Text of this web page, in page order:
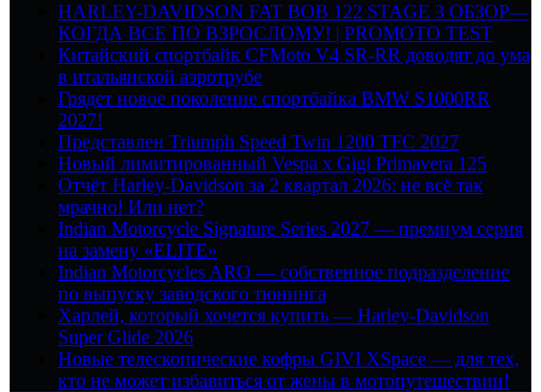
HARLEY-DAVIDSON FAT BOB 122 STAGE 3 ОБЗОР—
КОГДА ВСЕ ПО ВЗРОСЛОМУ! | PROMOTO TEST
Китайский спортбайк CFMoto V4 SR-RR доводят до ума
в итальянской аэротрубе
Грядет новое поколение спортбайка BMW S1000RR
2027!
Представлен Triumph Speed Twin 1200 TFC 2027
Новый лимитированный Vespa x Gigi Primavera 125
Отчёт Harley-Davidson за 2 квартал 2026: не всё так
мрачно! Или нет?
Indian Motorcycle Signature Series 2027 — премиум серия
на замену «ELITE»
Indian Motorcycles ARO — собственное подразделение
по выпуску заводского тюнинга
Харлей, который хочется купить — Harley-Davidson
Super Glide 2026
Новые телескопические кофры GIVI XSpace — для тех,
кто не может избавиться от жены в мотопутешествии!